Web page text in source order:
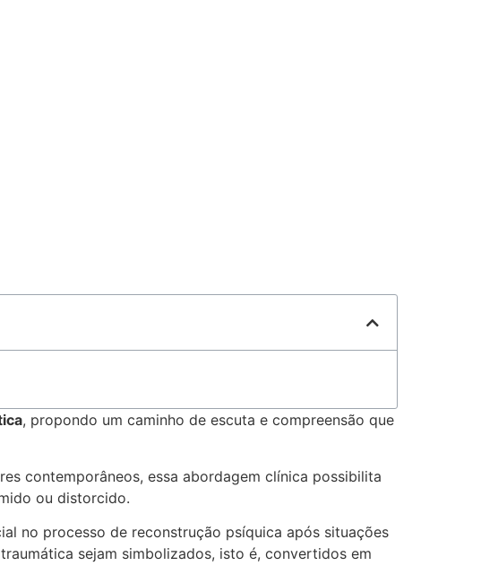
, propondo um caminho de escuta e compreensão que
contemporâneos, essa abordagem clínica possibilita
ou distorcido.
no processo de reconstrução psíquica após situações
sejam simbolizados, isto é, convertidos em